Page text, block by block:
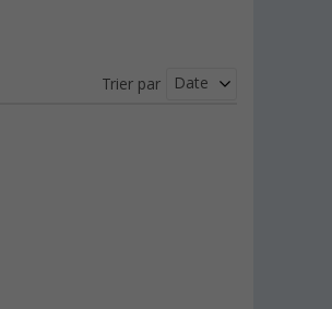
Trier par Date